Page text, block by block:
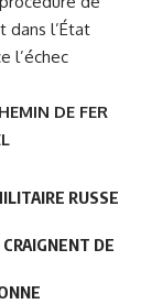
dans l’État
l’échec
DE FER
RUSSE
DE